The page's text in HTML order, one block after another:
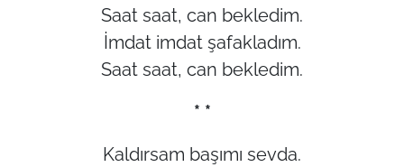
Saat saat, can bekledim.
İmdat imdat şafakladım.
Saat saat, can bekledim.
* *
Kaldırsam başımı sevda.